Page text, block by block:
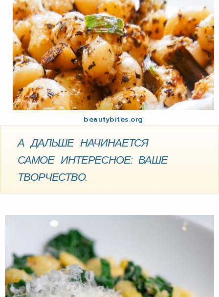
beautybites.org
А ДАЛЬШЕ НАЧИНАЕТСЯ
САМОЕ ИНТЕРЕСНОЕ: ВАШЕ
ТВОРЧЕСТВО.